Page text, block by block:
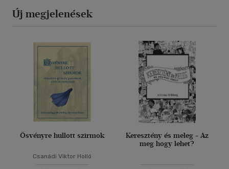
Új megjelenések
Ösvényre hullott szirmok
Csanádi Viktor Holló
Keresztény és meleg - Az
meg hogy lehet?